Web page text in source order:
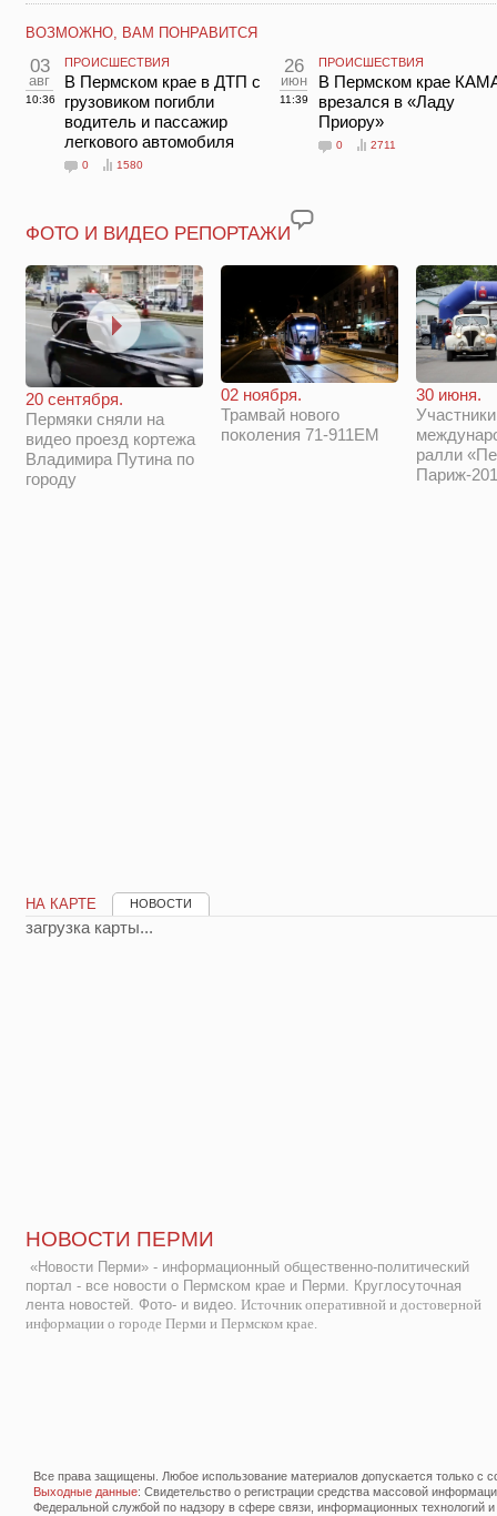
ВОЗМОЖНО, ВАМ ПОНРАВИТСЯ
03
авг
10:36
ПРОИСШЕСТВИЯ
В Пермском крае в ДТП с
грузовиком погибли
водитель и пассажир
легкового автомобиля
0 1580
26
июн
11:39
ПРОИСШЕСТВИЯ
В Пермском крае
врезался в «Ладу
Приору»
0 2711
ФОТО И ВИДЕО РЕПОРТАЖИ
20 сентября.
Пермяки сняли на
видео проезд кортежа
Владимира Путина по
городу
02 ноября.
Трамвай нового
поколения 71-911ЕМ
30 июня.
Участники
ралли
Париж-
НА КАРТЕ НОВОСТИ
загрузка карты...
НОВОСТИ ПЕРМИ
«Новости Перми» - информационный общественно-политический
портал - все новости о Пермском крае и Перми. Круглосуточная
лента новостей. Фото- и видео. Источник оперативной и достоверной
информации о городе Перми и Пермском крае.
Все права защищены. Любое использование материалов допускается только с
Выходные данные: Свидетельство о регистрации средства массовой
Федеральной службой по надзору в сфере связи, информационных технологий